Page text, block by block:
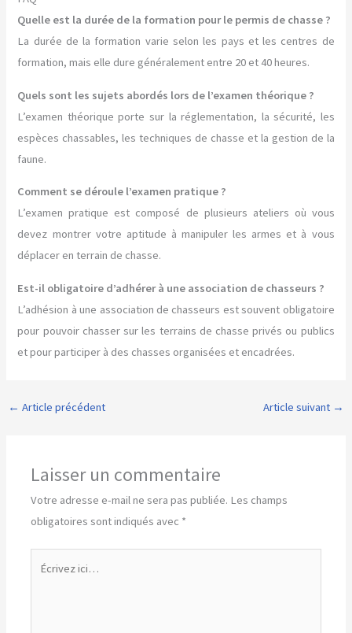
Quelle est la durée de la formation pour le permis de chasse ?
La durée de la formation varie selon les pays et les centres de
formation, mais elle dure généralement entre 20 et 40 heures.
Quels sont les sujets abordés lors de l’examen théorique ?
L’examen théorique porte sur la réglementation, la sécurité, les
espèces chassables, les techniques de chasse et la gestion de la
faune.
Comment se déroule l’examen pratique ?
L’examen pratique est composé de plusieurs ateliers où vous
devez montrer votre aptitude à manipuler les armes et à vous
déplacer en terrain de chasse.
Est-il obligatoire d’adhérer à une association de chasseurs ?
L’adhésion à une association de chasseurs est souvent obligatoire
pour pouvoir chasser sur les terrains de chasse privés ou publics
et pour participer à des chasses organisées et encadrées.
← Article précédent Article suivant →
Laisser un commentaire
Votre adresse e-mail ne sera pas publiée. Les champs
obligatoires sont indiqués avec *